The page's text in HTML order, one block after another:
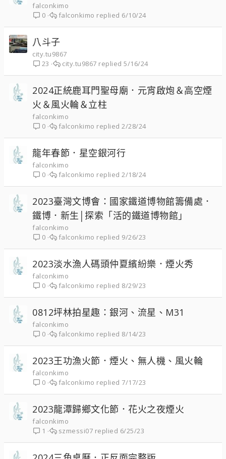
falconkimo
0
6/10/24
falconkimo
八斗子
city.tu9867
23
5/16/24
city.tu9867
2024正統鹿耳門聖母廟．元宵啟炮＆高空煙
火＆風火輪＆立柱
falconkimo
0
2/28/24
falconkimo
龍年春節．星空銀河行
falconkimo
0
2/18/24
falconkimo
2023臺灣文博會：國家鐵道博物館籌備處．
鐵博．新生│探索「活的鐵道博物館」
falconkimo
0
9/26/23
falconkimo
2023淡水漁人碼頭仲夏繽紛樂．煙火秀
falconkimo
0
8/29/23
falconkimo
0812坪林拍星趣：銀河、流星、M31
falconkimo
0
8/14/23
falconkimo
2023王功漁火節．煙火、無人機、風火輪
falconkimo
0
7/17/23
falconkimo
2023龍潭歸鄉文化節．花火之夜煙火
falconkimo
1
6/25/23
szmessi07